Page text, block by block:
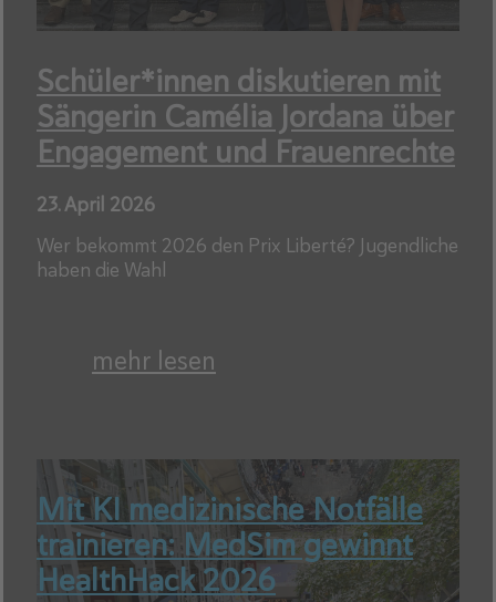
Schüler*innen diskutieren mit
Sängerin Camélia Jordana über
Engagement und Frauenrechte
23. April 2026
Wer bekommt 2026 den Prix Liberté? Jugendliche
haben die Wahl
mehr lesen
Mit KI medizinische Notfälle
trainieren: MedSim gewinnt
HealthHack 2026